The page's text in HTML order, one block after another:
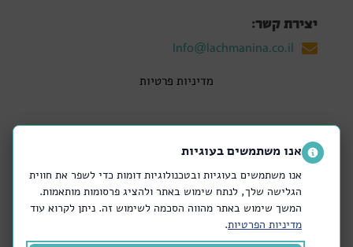
יצירת קשר:
Info@lachmanina.co.il
מדיניות פרטיות
החנויות שלנו:
קריית אונו
הרצליה
קרמניצקי
הבימה
רמת אביב
רמת החייל
פתח תקווה
אנו משתמשים בעוגיות
אנו משתמשים בעוגיות ובטכנולוגיות דומות כדי לשפר את חווית
הגלישה שלך, לנתח שימוש באתר ולהציג פרסומות מותאמות.
המשך שימוש באתר מהווה הסכמה לשימוש זה. ניתן לקרוא עוד
מדיניות הפרטיות.